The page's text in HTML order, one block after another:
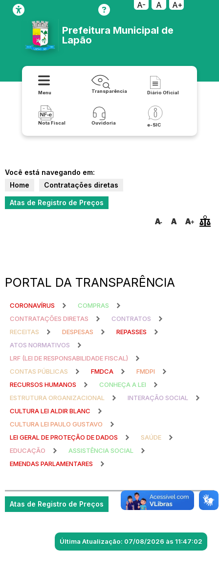
A- A A+
Prefeitura Municipal de
Lapão
Menu Transparência Diário Oficial
Nota Fiscal Ouvidoria e-SIC
Você está navegando em:
Home
Contratações diretas
Atas de Registro de Preços
PORTAL DA TRANSPARÊNCIA
CORONAVÍRUS
COMPRAS
CONTRATAÇÕES DIRETAS
CONTRATOS
RECEITAS
DESPESAS
REPASSES
ATOS NORMATIVOS
LRF (LEI DE RESPONSABILIDADE FISCAL)
CONTAS PÚBLICAS
FMDCA
FMDPI
RECURSOS HUMANOS
CONHEÇA A LEI
ESTRUTURA ORGANIZACIONAL
INTERAÇÃO SOCIAL
CULTURA LEI ALDIR BLANC
CULTURA LEI PAULO GUSTAVO
LEI GERAL DE PROTEÇÃO DE DADOS
SAÚDE
EDUCAÇÃO
ASSISTÊNCIA SOCIAL
EMENDAS PARLAMENTARES
Atas de Registro de Preços
Última Atualização: 07/08/2026 às 11:47:02